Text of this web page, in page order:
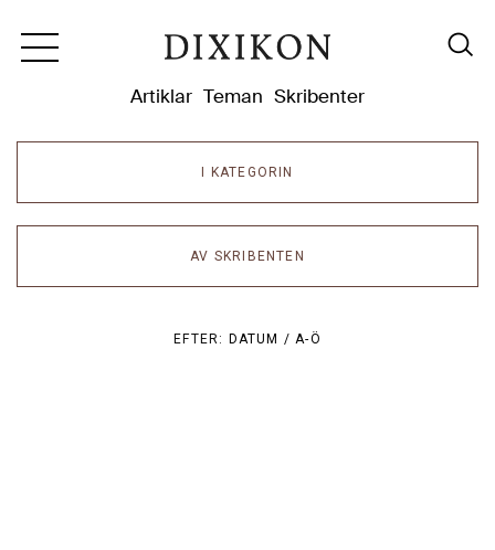
Artiklar Teman Skribenter
I KATEGORIN
AV SKRIBENTEN
EFTER: DATUM /A-Ö